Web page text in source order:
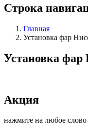
Строка
Главная
Установка фар
Установка фар
Акция
нажмите на любое